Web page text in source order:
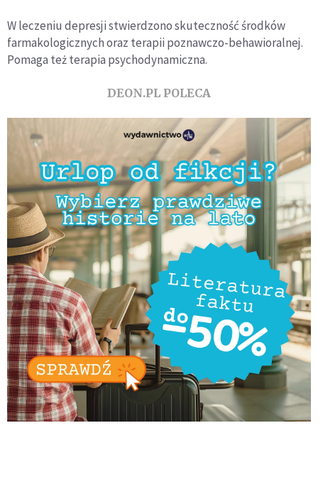
W leczeniu depresji stwierdzono skuteczność środków
farmakologicznych oraz terapii poznawczo-behawioralnej.
Pomaga też terapia psychodynamiczna.
DEON.PL POLECA